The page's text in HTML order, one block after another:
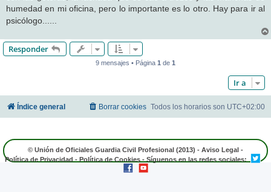
e
humedad en mi oficina, pero lo importante es lo otro. Hay para ir al
psicólogo......
Responder
9 mensajes • Página 1 de 1
Ir a
Índice general Todos los horarios son UTC+02:00
Borrar cookies
© Unión de Oficiales Guardia Civil Profesional (2013) - Aviso Legal -
Política de Privacidad - Política de Cookies - Síguenos en las redes sociales: